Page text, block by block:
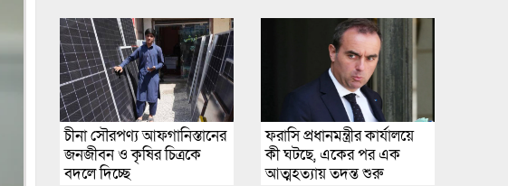
চীনা সৌরপণ্য আফগানিস্তানের
জনজীবন ও কৃষির চিত্রকে
বদলে দিচ্ছে
ফরাসি প্রধানমন্ত্রীর কার্যালয়ে
কী ঘটছে, একের পর এক
আত্মহত্যায় তদন্ত শুরু